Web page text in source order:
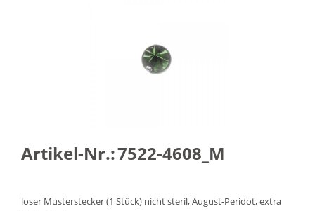
Artikel-Nr.:7522-4608_M
loser Musterstecker (1 Stück) nicht steril, August-Peridot, extra